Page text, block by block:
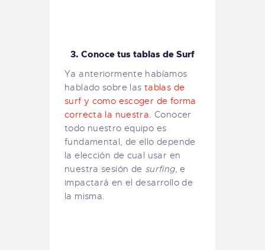
3. Conoce tus tablas de Surf
Ya anteriormente habíamos
hablado sobre las tablas de
surf y como escoger de forma
correcta la nuestra. Conocer
todo nuestro equipo es
fundamental, de ello depende
la elección de cual usar en
nuestra sesión de surfing, e
impactará en el desarrollo de
la misma.